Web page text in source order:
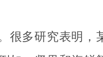
很多研究表明，